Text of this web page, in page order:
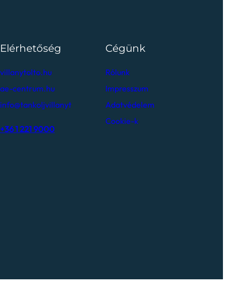
Elérhetőség
villanytolto.hu
ae-centrum.hu
info@tankoljvillanyt
+36 1 221 9000
Cégünk
Rólunk
Impresszum
Adatvédelem
Cookie-k